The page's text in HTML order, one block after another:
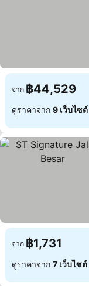
จาก ฿44,529
ดูราคาจาก 9 เว็บไซต์
จาก ฿1,731
ดูราคาจาก 7 เว็บไซต์